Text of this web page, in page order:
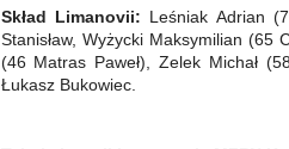
Skład Limanovii: Leśniak Adrian
Stanisław, Wyżycki Maksymilian (65
(46 Matras Paweł), Zelek Michał
Łukasz Bukowiec.